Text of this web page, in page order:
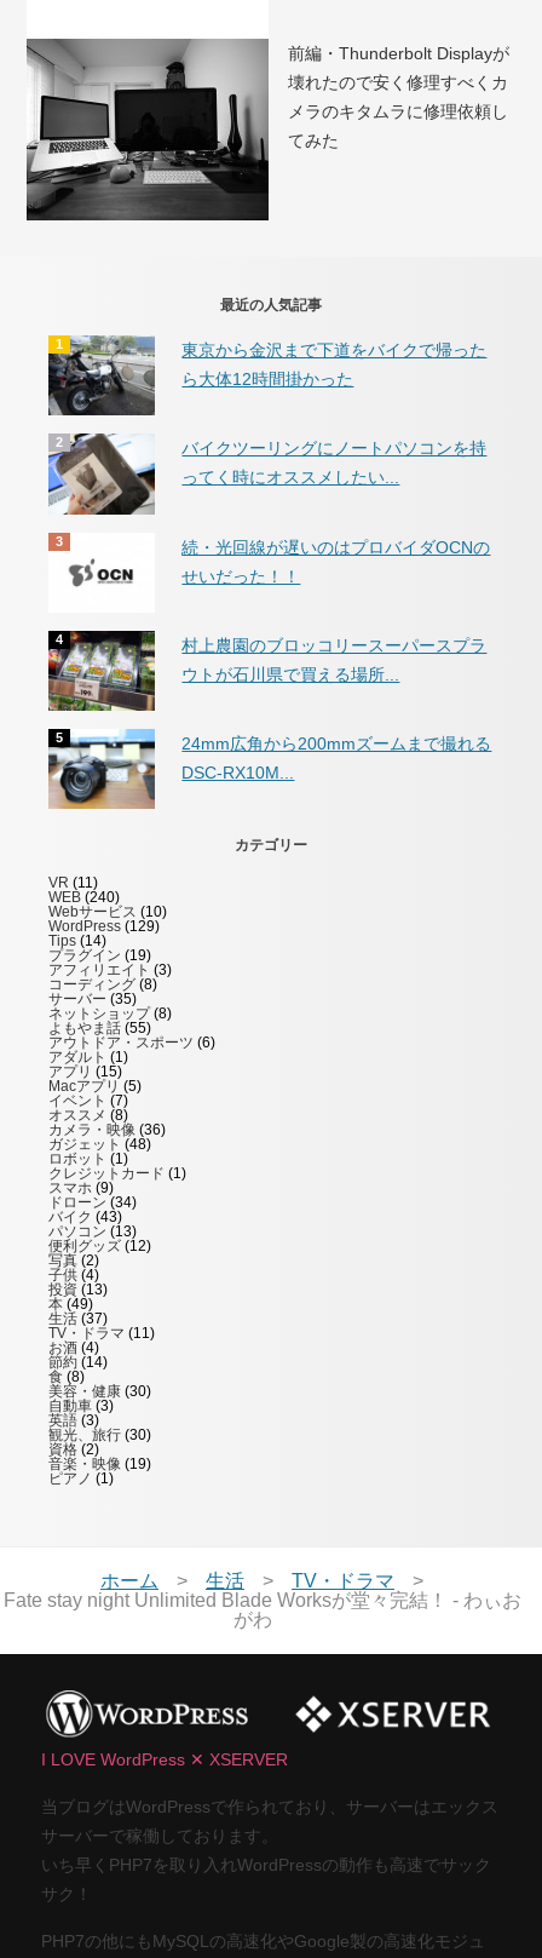
前編・Thunderbolt Displayが
壊れたので安く修理すべくカ
メラのキタムラに修理依頼し
てみた
最近の人気記事
東京から金沢まで下道をバイクで帰った
ら大体12時間掛かった
バイクツーリングにノートパソコンを持
ってく時にオススメしたい...
続・光回線が遅いのはプロバイダOCNの
せいだった！！
村上農園のブロッコリースーパースプラ
ウトが石川県で買える場所...
24mm広角から200mmズームまで撮れる
DSC-RX10M...
カテゴリー
VR (11)
WEB (240)
Webサービス (10)
WordPress (129)
Tips (14)
プラグイン (19)
アフィリエイト (3)
コーディング (8)
サーバー (35)
ネットショップ(8)
よもやま話 (55)
アウトドア・スポーツ (6)
アダルト (1)
アプリ (15)
Macアプリ (5)
イベント (7)
オススメ (8)
カメラ・映像 (36)
ガジェット (48)
ロボット (1)
クレジットカード (1)
スマホ (9)
ドローン (34)
バイク (43)
パソコン (13)
便利グッズ (12)
写真 (2)
子供 (4)
投資 (13)
本 (49)
生活 (37)
TV・ドラマ (11)
お酒 (4)
節約 (14)
食 (8)
美容・健康 (30)
自動車 (3)
英語 (3)
観光、旅行 (30)
資格 (2)
音楽・映像 (19)
ピアノ (1)
ホーム 生活
TV・ドラマ
Fate stay night Unlimited Blade Worksが堂々完結！ - わぃお
がわ
I LOVE WordPress ✕ XSERVER
当ブログはWordPressで作られており、サーバーはエックス
サーバーで稼働しております。
いち早くPHP7を取り入れWordPressの動作も高速でサック
サク！
PHP7の他にもMySQLの高速化やGoogle製の高速化モジュ